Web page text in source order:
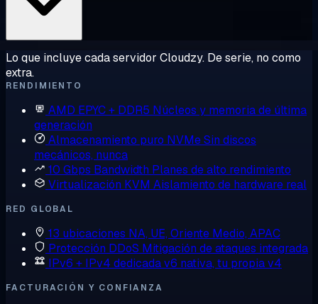
Lo que incluye cada servidor Cloudzy. De serie, no como
extra.
RENDIMIENTO
AMD EPYC + DDR5 Núcleos y memoria de última
generación
Almacenamiento puro NVMeSin discos
mecánicos, nunca
10 Gbps Bandwidth Planes de alto rendimiento
Virtualización KVM Aislamiento de hardware real
RED GLOBAL
13 ubicaciones NA, UE, Oriente Medio, APAC
Protección DDoS Mitigación de ataques integrada
IPv6 + IPv4 dedicadav6 nativa, tu propia v4
FACTURACIÓN Y CONFIANZA